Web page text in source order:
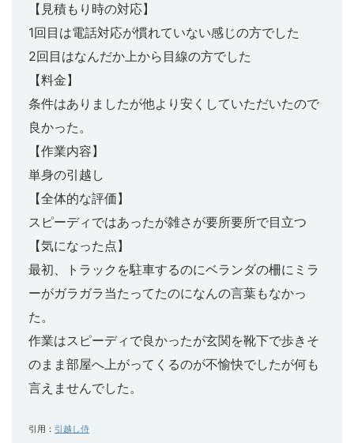
【見積もり時の対応】
1回目は電話対応が慣れていない感じの方でした
2回目はなんだか上から目線の方でした
【料金】
条件はありましたが他より安くしていただいたので
良かった。
【作業内容】
単身の引越し
【全体的な評価】
スピーディではあったが雑さが要所要所で目立つ
【気になった点】
最初、トラックを駐車するのにベランダの柵にミラ
ーがガラガラ当たってたのになんの言葉もなかっ
た。
作業はスピーディで良かったが玄関を靴下で歩きそ
のまま部屋へ上がってくるのが不愉快でしたが何も
言えませんでした。
引用： 引越し侍